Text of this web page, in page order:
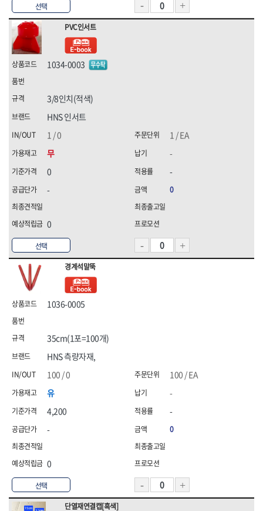
선택
선택
PVC인서트
1034-0003
HNS 인서트
1 / EA
무
0
-
0
3/8인치(적색)
1 / 0
-
-
0
선택
경계석말뚝
1036-0005
HNS 측량자재,
100 / EA
유
4,200
-
0
35cm(1포=100개)
100 / 0
-
-
0
단열재연결캡[흑색]